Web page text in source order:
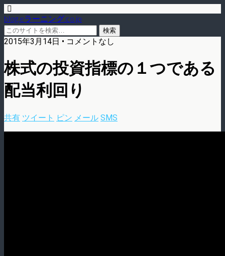
blog.eラーニング.co.jp
2015年3月14日 • コメントなし
株式の投資指標の１つである
配当利回り
共有 ツイート ピン メール SMS